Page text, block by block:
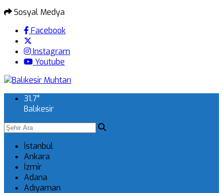
Sosyal Medya
Facebook
Instagram
Youtube
31.7°
Balıkesir
İstanbul
Ankara
İzmir
Adana
Adıyaman